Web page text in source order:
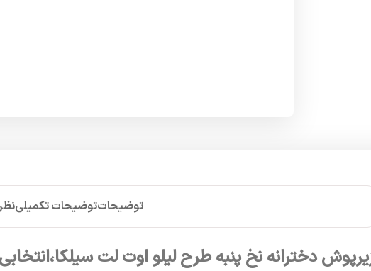
توضیحاتتوضیحات تکمیلی
دخترانه نخ پنبه طرح لیلو اوت لت